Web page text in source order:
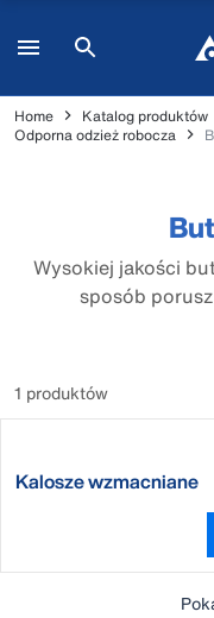
Home Katalog produktów
Odporna odzież robocza
Wysokiej jakości
sposób
1 produktów
Kalosze wzmacniane